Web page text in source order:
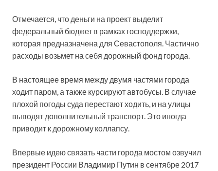
Отмечается, что деньги на проект выделит
федеральный бюджет в рамках господдержки,
которая предназначена для Севастополя. Частично
расходы возьмет на себя дорожный фонд города.
В настоящее время между двумя частями города
ходит паром, а также курсируют автобусы. В случае
плохой погоды суда перестают ходить, и на улицы
выводят дополнительный транспорт. Это иногда
приводит к дорожному коллапсу.
Впервые идею связать части города мостом озвучил
президент России Владимир Путин в сентябре 2017